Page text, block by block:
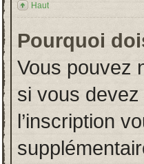
Haut
Pourquoi
Vous pouvez
si vous
l’inscription